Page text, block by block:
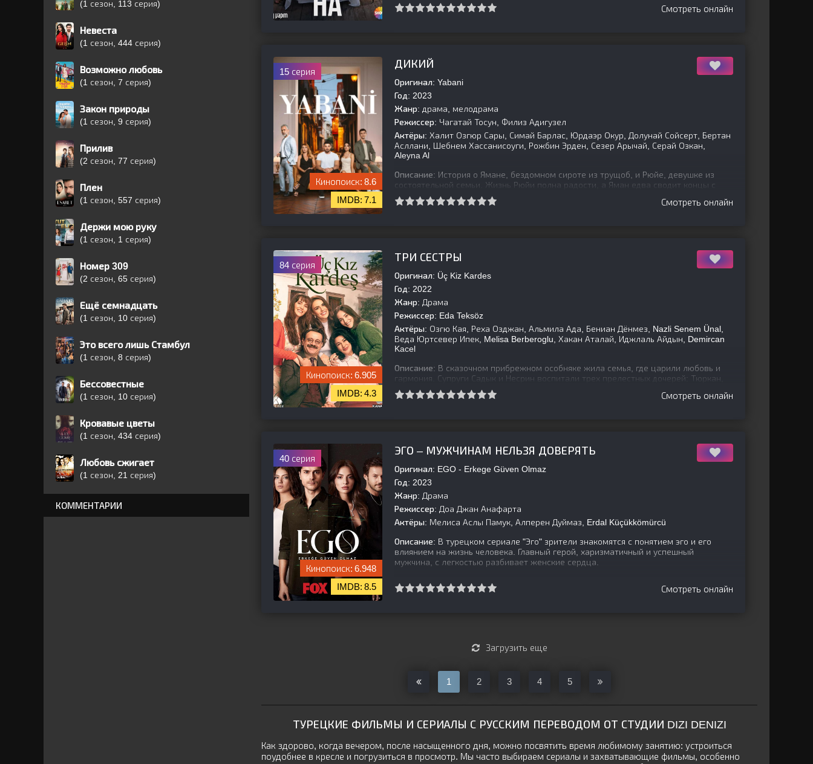
ТУРЕЦКИЕ ФИЛЬМЫ И СЕРИАЛЫ С РУССКИМ ПЕРЕВОДОМ ОТ СТУДИИ DIZI DENIZI
Как здорово, когда вечером, после насыщенного дня, можно посвятить время любимому занятию: устроиться
поудобнее в кресле и погрузиться в просмотр. Мы часто выбираем сериалы и захватывающие фильмы, особенно
Смотреть онлайн
15 серия
8.6
7.1
ДИКИЙ
Оригинал: Yabani
Год: 2023
Жанр: драма, мелодрама
Режиссер: Чагатай Тосун, Филиз Адигузел
Актёры: Халит Озгюр Сары, Симай Барлас, Юрдаэр Окур, Долунай Сойсерт, Бертан
Асллани, Шебнем Хассанисоуги, Рожбин Эрден, Сезер Арычай, Серай Озкан,
Aleyna Al
Описание: История о Ямане, бездомном сироте из трущоб, и Рюйе, девушке из
состоятельной семьи. Жизнь Рюйи полна радости, а Яман едва сводит концы с
концами. Однажды Алаз, брат Рюйи, приводит их в
Смотреть онлайн
84 серия
6.905
4.3
ТРИ СЕСТРЫ
Оригинал: Üç Kiz Kardes
Год: 2022
Жанр: Драма
Режиссер: Eda Teksöz
Актёры: Озгю Кая, Реха Озджан, Альмила Ада, Бениан Дёнмез, Nazli Senem Ünal,
Веда Юртсевер Ипек, Melisa Berberoglu, Хакан Аталай, Иджлаль Айдын, Demircan
Kacel
Описание: В сказочном прибрежном особняке жила семья, где царили любовь и
гармония. Супруги Садык и Несрин воспитали трех прелестных дочерей: Тюркан,
Денюш и Дерию. Но судьба приготовила сестрам
Смотреть онлайн
40 серия
6.948
8.5
ЭГО – МУЖЧИНАМ НЕЛЬЗЯ ДОВЕРЯТЬ
Оригинал: EGO - Erkege Güven Olmaz
Год: 2023
Жанр: Драма
Режиссер: Доа Джан Анафарта
Актёры: Мелиса Аслы Памук, Алперен Дуймаз, Erdal Küçükkömürcü
Описание: В турецком сериале "Эго" зрители знакомятся с понятием эго и его
влиянием на жизнь человека. Главный герой, харизматичный и успешный
мужчина, с легкостью разбивает женские сердца.
Смотреть онлайн
Загрузить еще
1 2 3 4 5
(1 сезон, 113 серия)
Невеста
(1 сезон, 444 серия)
Возможно любовь
(1 сезон, 7 серия)
Закон природы
(1 сезон, 9 серия)
Прилив
(2 сезон, 77 серия)
Плен
(1 сезон, 557 серия)
Держи мою руку
(1 сезон, 1 серия)
Номер 309
(2 сезон, 65 серия)
Ещё семнадцать
(1 сезон, 10 серия)
Это всего лишь Стамбул
(1 сезон, 8 серия)
Бессовестные
(1 сезон, 10 серия)
Кровавые цветы
(1 сезон, 434 серия)
Любовь сжигает
(1 сезон, 21 серия)
КОММЕНТАРИИ